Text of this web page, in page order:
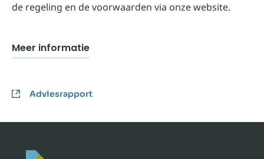
de regeling en de voorwaarden via onze website.
Meer informatie
Adviesrapport